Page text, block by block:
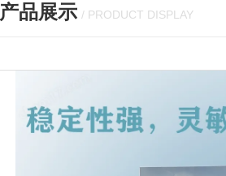
产品展示 / PRODUCT DISPLAY